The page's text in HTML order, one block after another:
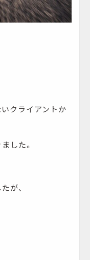
クライアントか
した。
が、